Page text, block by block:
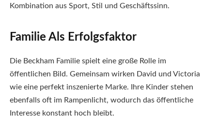
Kombination aus Sport, Stil und Geschäftssinn.
Familie Als Erfolgsfaktor
Die Beckham Familie spielt eine große Rolle im
öffentlichen Bild. Gemeinsam wirken David und Victoria
wie eine perfekt inszenierte Marke. Ihre Kinder stehen
ebenfalls oft im Rampenlicht, wodurch das öffentliche
Interesse konstant hoch bleibt.